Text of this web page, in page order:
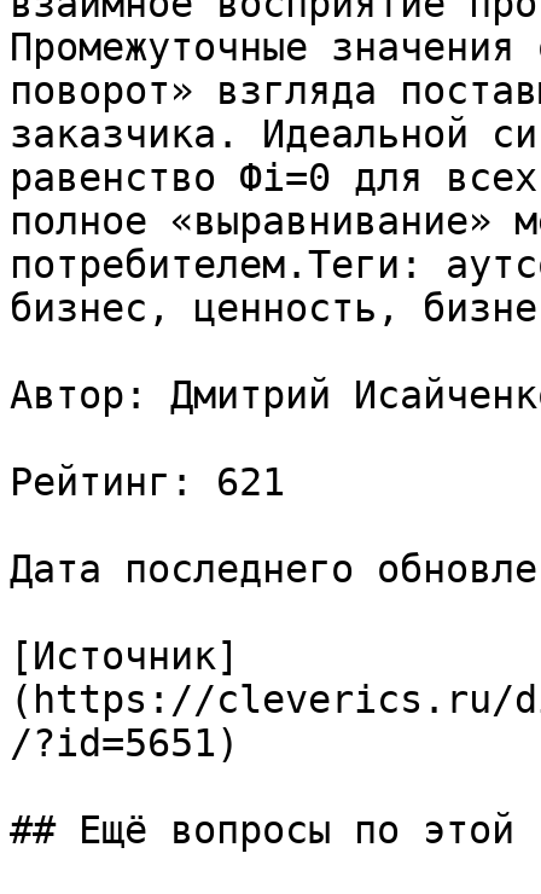
Промежуточные
поворот» взгляда
заказчика. Идеальной
равенство Фi=0 для
полное «выравнивание»
потребителем.Теги:
бизнес, ценность,
Автор: Дмитрий
Рейтинг: 621
Дата последнего
[Источник]
(https://cleverics.ru/
/?id=5651)
## Ещё вопросы по этой